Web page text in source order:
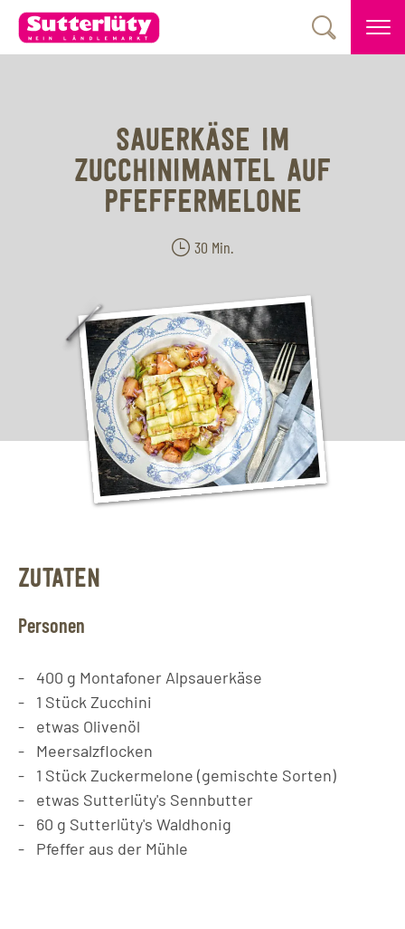
SAUERKÄSE IM
ZUCCHINIMANTEL AUF
PFEFFERMELONE
30 Min.
ZUTATEN
Personen
400 g Montafoner Alpsauerkäse
1 Stück Zucchini
etwas Olivenöl
Meersalzflocken
1 Stück Zuckermelone (gemischte Sorten)
etwas Sutterlüty's Sennbutter
60 g Sutterlüty's Waldhonig
Pfeffer aus der Mühle